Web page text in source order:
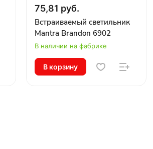
75,81 руб.
Встраиваемый светильник
Mantra Brandon 6902
В наличии на фабрике
В корзину